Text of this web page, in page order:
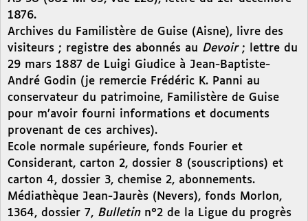
1876.
Archives du Familistère de Guise (Aisne), livre des
visiteurs ; registre des abonnés au Devoir; lettre du
29 mars 1887 de Luigi Giudice à Jean-Baptiste-
André Godin (je remercie Frédéric K. Panni au
conservateur du patrimoine, Familistère de Guise
pour m’avoir fourni informations et documents
provenant de ces archives).
Ecole normale supérieure, fonds Fourier et
Considerant, carton 2, dossier 8 (souscriptions) et
carton 4, dossier 3, chemise 2, abonnements.
Médiathèque Jean-Jaurès (Nevers), fonds Morlon,
1364, dossier 7, Bulletin n°2 de la Ligue du progrès